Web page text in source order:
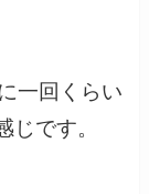
一回くらい
じです。